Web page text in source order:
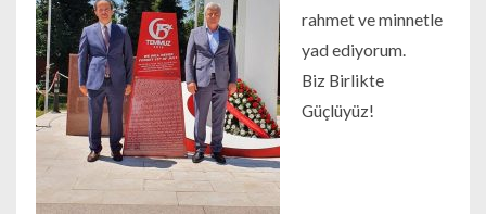
rahmet ve minnetle
yad ediyorum.
Biz Birlikte
Güçlüyüz!